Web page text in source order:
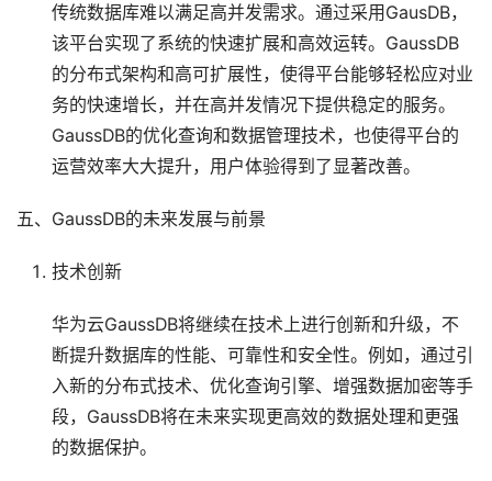
传统数据库难以满足高并发需求。通过采用GausDB，
该平台实现了系统的快速扩展和高效运转。GaussDB
的分布式架构和高可扩展性，使得平台能够轻松应对业
务的快速增长，并在高并发情况下提供稳定的服务。
GaussDB的优化查询和数据管理技术，也使得平台的
运营效率大大提升，用户体验得到了显著改善。
五、GaussDB的未来发展与前景
技术创新
华为云GaussDB将继续在技术上进行创新和升级，不
断提升数据库的性能、可靠性和安全性。例如，通过引
入新的分布式技术、优化查询引擎、增强数据加密等手
段，GaussDB将在未来实现更高效的数据处理和更强
的数据保护。